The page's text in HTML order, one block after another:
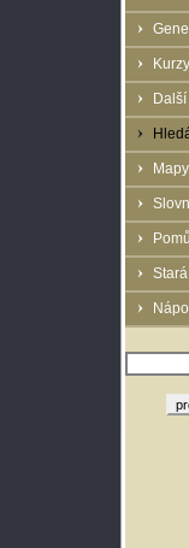
Kurzy
Mapy